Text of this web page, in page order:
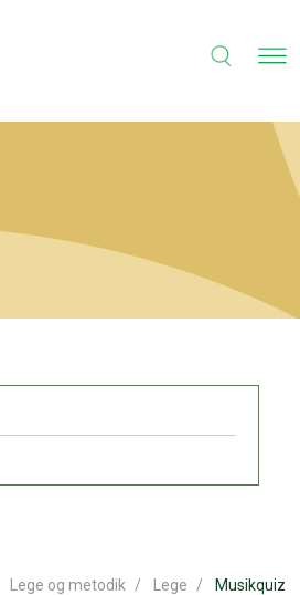
Lege og metodik Lege Musikquiz